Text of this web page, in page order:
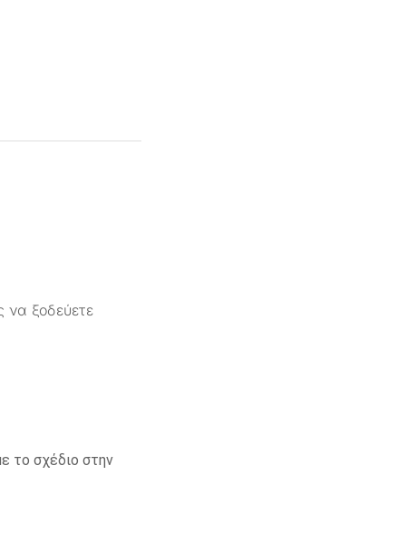
να ξοδεύετε
το σχέδιο στην